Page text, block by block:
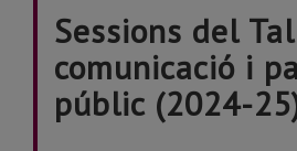
Sessions del
comunicació i
públic (2024-